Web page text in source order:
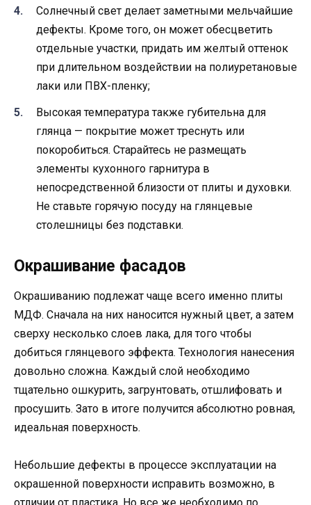
Солнечный свет делает заметными мельчайшие
дефекты. Кроме того, он может обесцветить
отдельные участки, придать им желтый оттенок
при длительном воздействии на полиуретановые
лаки или ПВХ-пленку;
Высокая температура также губительна для
глянца — покрытие может треснуть или
покоробиться. Старайтесь не размещать
элементы кухонного гарнитура в
непосредственной близости от плиты и духовки.
Не ставьте горячую посуду на глянцевые
столешницы без подставки.
Окрашивание фасадов
Окрашиванию подлежат чаще всего именно плиты
МДФ. Сначала на них наносится нужный цвет, а затем
сверху несколько слоев лака, для того чтобы
добиться глянцевого эффекта. Технология нанесения
довольно сложна. Каждый слой необходимо
тщательно ошкурить, загрунтовать, отшлифовать и
просушить. Зато в итоге получится абсолютно ровная,
идеальная поверхность.
Небольшие дефекты в процессе эксплуатации на
окрашенной поверхности исправить возможно, в